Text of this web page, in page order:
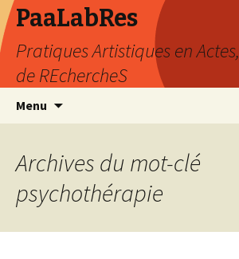
PaaLabRes
Pratiques Artistiques en
de REchercheS
Menu
principal
Archives du mot-clé
psychothérapie